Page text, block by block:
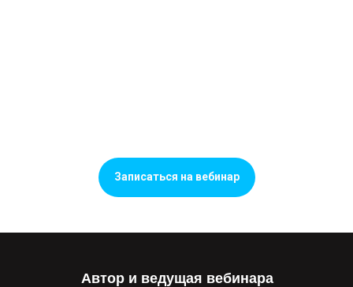
Записаться на вебинар
Автор и ведущая вебинара